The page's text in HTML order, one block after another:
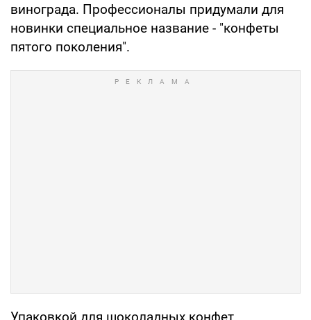
винограда. Профессионалы придумали для
новинки специальное название - "конфеты
пятого поколения".
Упаковкой для шоколадных конфет